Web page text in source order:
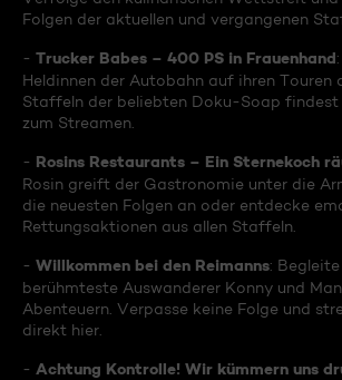
Folgen der aktuellen und vergangenen
- Trucker Babes – 400 PS in Frauenhand
Heldinnen der Autobahn auf ihren Touren
Staffeln der beliebten Doku-Soap findest
zum Streamen.
- Rosins Restaurants – Ein Sternekoch
Rosin greift der Gastronomie unter die
die neuesten Folgen an oder entdecke
Rettungsaktionen aus allen Staffeln.
- Willkommen bei den Reimanns:
berühmteste Auswanderer Konny und
Abenteuern. Verpasse keine Folge und
direkt hier.
- Achtung Kontrolle! Wir kümmern uns